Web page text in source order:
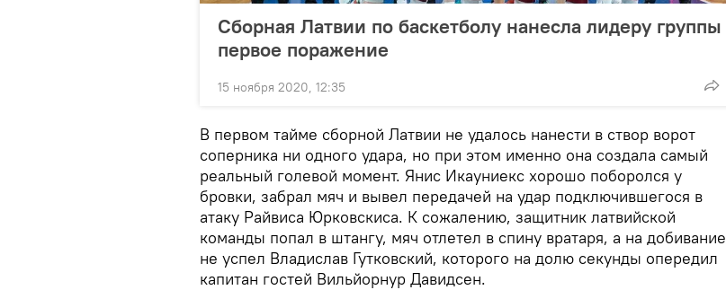
Сборная Латвии по баскетболу нанесла лидеру группы
первое поражение
15 ноября 2020, 12:35
В первом тайме сборной Латвии не удалось нанести в створ ворот
соперника ни одного удара, но при этом именно она создала самый
реальный голевой момент. Янис Икауниекс хорошо поборолся у
бровки, забрал мяч и вывел передачей на удар подключившегося в
атаку Райвиса Юрковскиса. К сожалению, защитник латвийской
команды попал в штангу, мяч отлетел в спину вратаря, а на добивание
не успел Владислав Гутковский, которого на долю секунды опередил
капитан гостей Вильйорнур Давидсен.